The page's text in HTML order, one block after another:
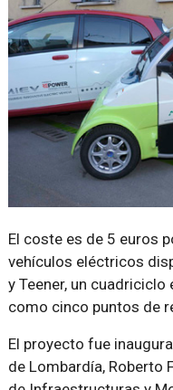
El coste es de 5 euros
vehículos eléctricos
y Teener, un
como cinco puntos de
El proyecto fue
de Lombardía, Roberto